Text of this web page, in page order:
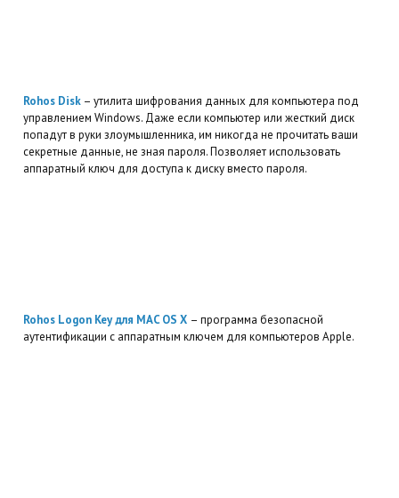
Rohos Disk – утилита шифрования данных для компьютера под
управлением Windows. Даже если компьютер или жесткий диск
попадут в руки злоумышленника, им никогда не прочитать ваши
секретные данные, не зная пароля. Позволяет использовать
аппаратный ключ для доступа к диску вместо пароля.
Rohos Logon Key для MAC OS X – программа безопасной
аутентификации с аппаратным ключем для компьютеров Apple.